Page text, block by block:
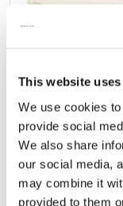
This website
We use cookies
provide social
We also share
our social media,
may combine it
provided to them